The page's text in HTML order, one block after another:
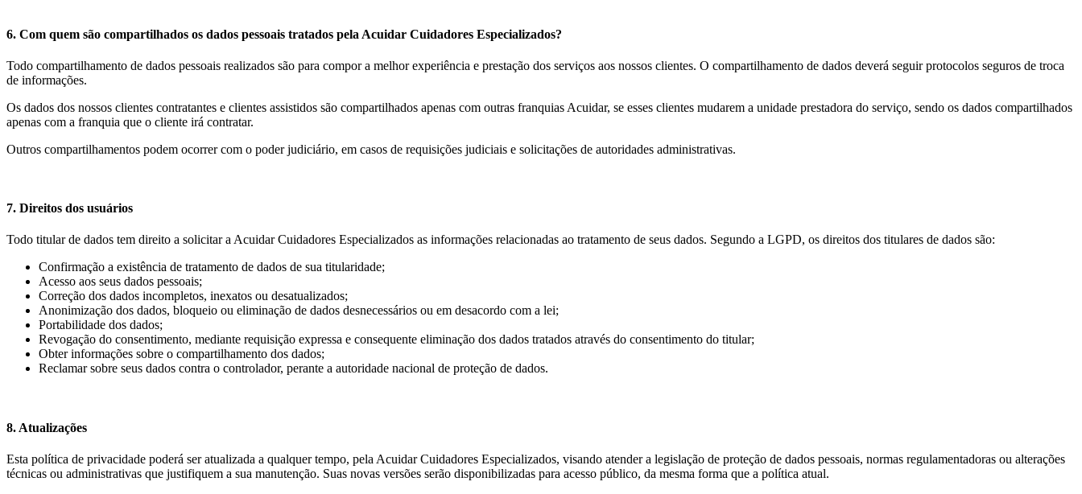
6. Com quem são compartilhados os dados pessoais tratados pela Acuidar Cuidadores Especializados?
Todo compartilhamento de dados pessoais realizados são para compor a melhor experiência e prestação dos serviços aos nossos clientes. O compartilhamento de dados deverá seguir protocolos seguros de troca
de informações.
Os dados dos nossos clientes contratantes e clientes assistidos são compartilhados apenas com outras franquias Acuidar, se esses clientes mudarem a unidade prestadora do serviço, sendo os dados compartilhados
apenas com a franquia que o cliente irá contratar.
Outros compartilhamentos podem ocorrer com o poder judiciário, em casos de requisições judiciais e solicitações de autoridades administrativas.
7. Direitos dos usuários
Todo titular de dados tem direito a solicitar a Acuidar Cuidadores Especializados as informações relacionadas ao tratamento de seus dados. Segundo a LGPD, os direitos dos titulares de dados são:
Confirmação a existência de tratamento de dados de sua titularidade;
Acesso aos seus dados pessoais;
Correção dos dados incompletos, inexatos ou desatualizados;
Anonimização dos dados, bloqueio ou eliminação de dados desnecessários ou em desacordo com a lei;
Portabilidade dos dados;
Revogação do consentimento, mediante requisição expressa e consequente eliminação dos dados tratados através do consentimento do titular;
Obter informações sobre o compartilhamento dos dados;
Reclamar sobre seus dados contra o controlador, perante a autoridade nacional de proteção de dados.
8. Atualizações
Esta política de privacidade poderá ser atualizada a qualquer tempo, pela Acuidar Cuidadores Especializados, visando atender a legislação de proteção de dados pessoais, normas regulamentadoras ou alterações
técnicas ou administrativas que justifiquem a sua manutenção. Suas novas versões serão disponibilizadas para acesso público, da mesma forma que a política atual.